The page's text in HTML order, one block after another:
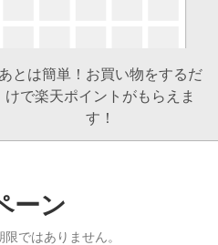
あとは簡単！お買い物をするだ
けで楽天ポイントがもらえま
す！
ーン
ではありません。